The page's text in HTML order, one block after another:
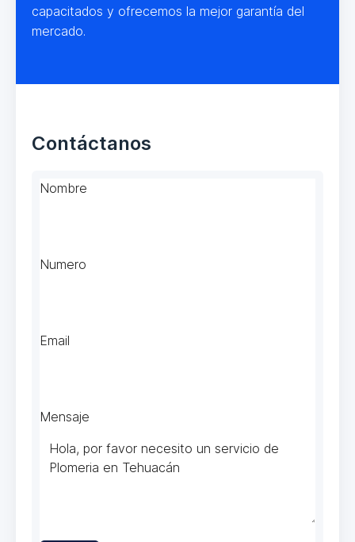
capacitados y ofrecemos la mejor garantía del
mercado.
Contáctanos
Nombre
Numero
Email
Mensaje